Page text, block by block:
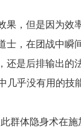
果，但是因为效
士，在团战中瞬
还是后排输出的
几乎没有用的
群体隐身术在